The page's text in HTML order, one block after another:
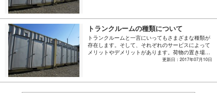
の管理人制度について解説していきます。
トランクルームの種類について
トランクルームと一言にいってもさまざまな種類が
存在します。そして、それぞれのサービスによって
メリットやデメリットがあります。荷物の置き場だ
けでなく、引っ越しまでの一時利用や出張時の荷物
すすめです。今回はトランクルームの種類とメリッ
更新日：2017年07月10日